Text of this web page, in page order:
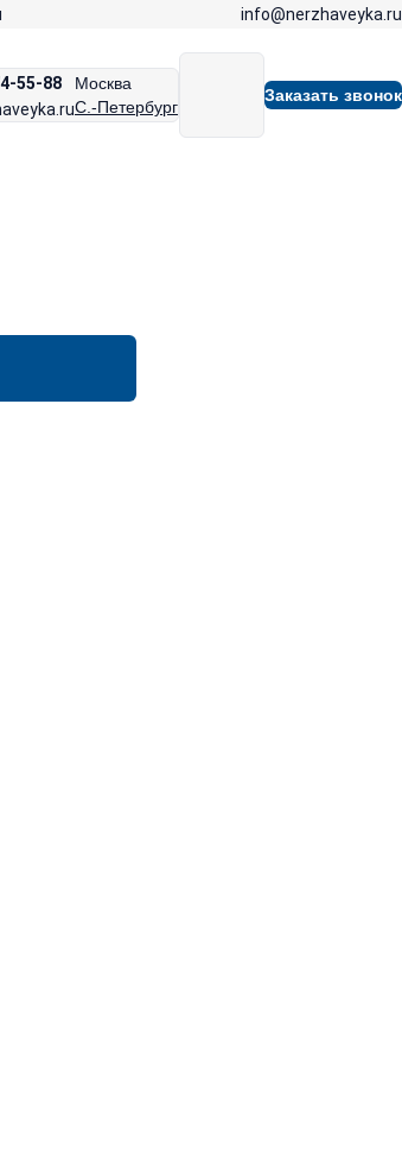
info@nerzhaveyka.ru
55-88
Москва
С.-Петербург
Заказать звонок